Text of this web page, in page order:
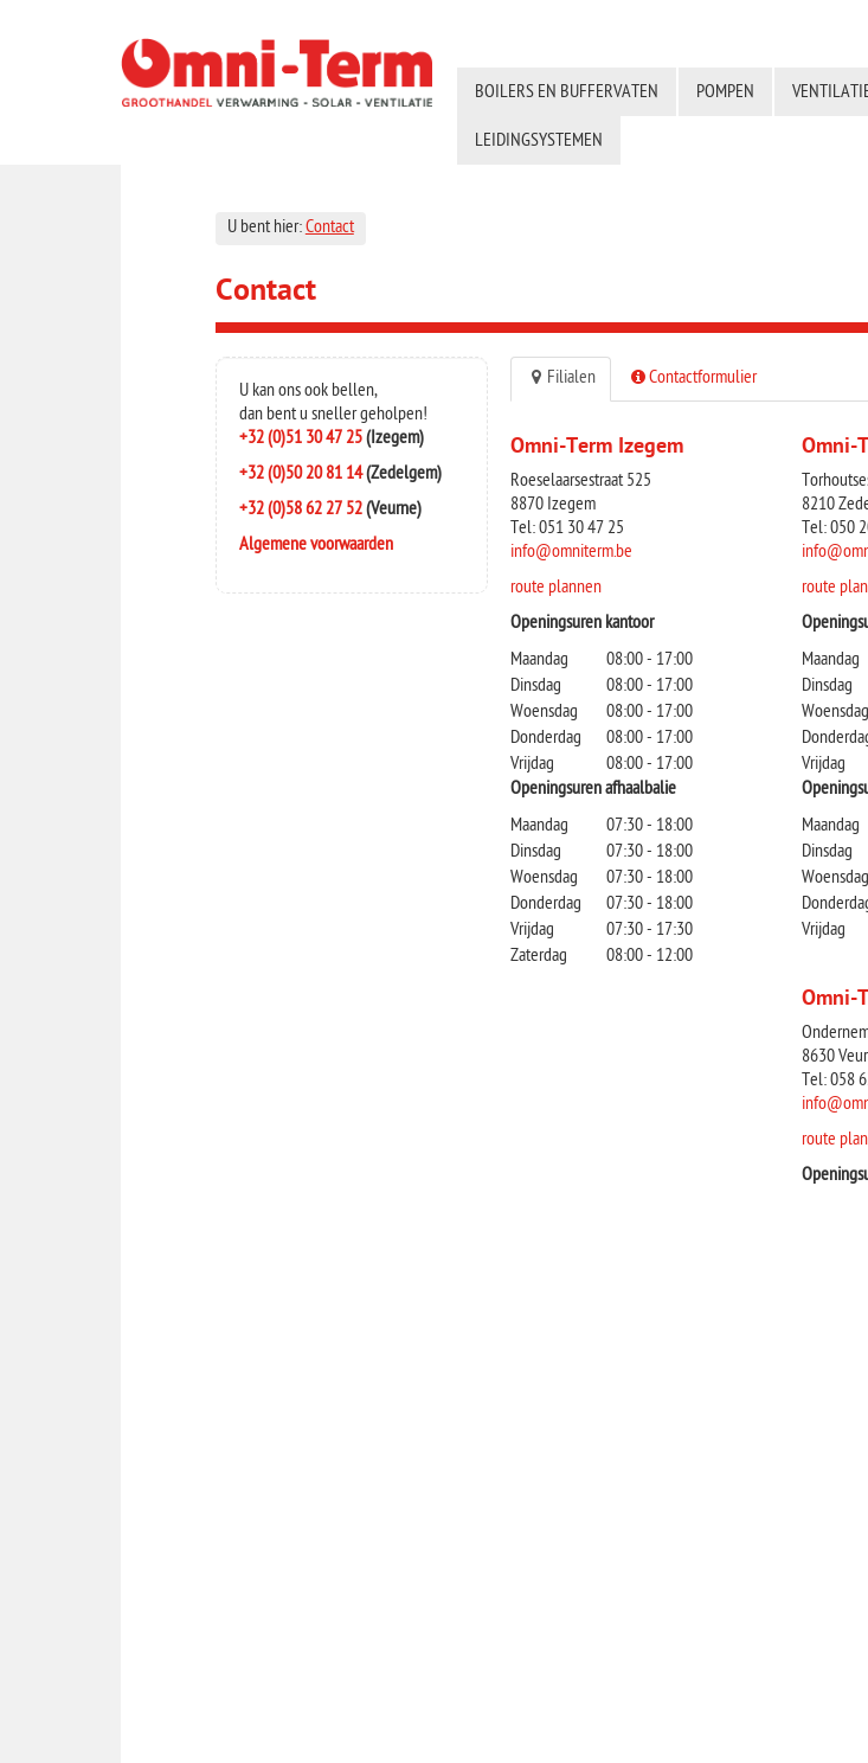
BOILERS EN BUFFERVATEN POMPEN
LEIDINGSYSTEMEN
U bent hier:Contact
Contact
U kan ons ook bellen,
dan bent u sneller geholpen!
+32 (0)51 30 47 25(Izegem)
+32 (0)50 20 81 14(Zedelgem)
+32 (0)58 62 27 52(Veurne)
Algemene voorwaarden
Filialen Contactformulier
Omni-Term Izegem
Roeselaarsestraat 525
8870 Izegem
Tel: 051 30 47 25
info@omniterm.be
route plannen
Openingsuren kantoor
Maandag
08:00 - 17:00
Dinsdag
08:00 - 17:00
Woensdag
08:00 - 17:00
Donderdag
08:00 - 17:00
Vrijdag
08:00 - 17:00
Openingsuren afhaalbalie
Maandag
07:30 - 18:00
Dinsdag
07:30 - 18:00
Woensdag
07:30 - 18:00
Donderdag
07:30 - 18:00
Vrijdag
07:30 - 17:30
Zaterdag
08:00 - 12:00
Omni-
8210
Tel: 050
route
Maandag
Dinsdag
Woensdag
Vrijdag
Maandag
Dinsdag
Woensdag
Vrijdag
Omni-
8630
Tel: 058
route